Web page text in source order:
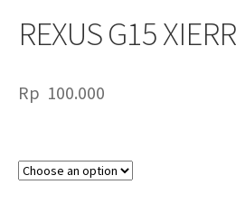
REXUS G15
Rp 100.000